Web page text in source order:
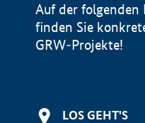
Auf der folgenden
finden Sie
GRW-Projekte!
LOS GEHT'S